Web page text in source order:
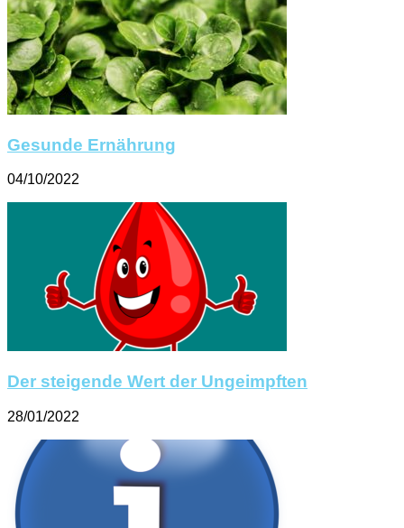
Gesunde Ernährung
04/10/2022
Der steigende Wert der Ungeimpften
28/01/2022